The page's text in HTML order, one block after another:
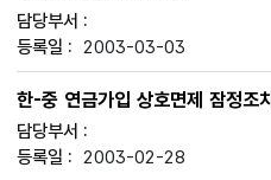
2003-03-03
한-중 연금가입 상호면제 잠정조
2003-02-28